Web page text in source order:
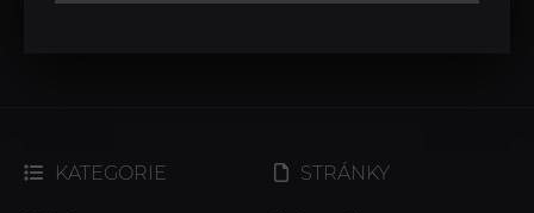
KATEGORIE STRÁNKY